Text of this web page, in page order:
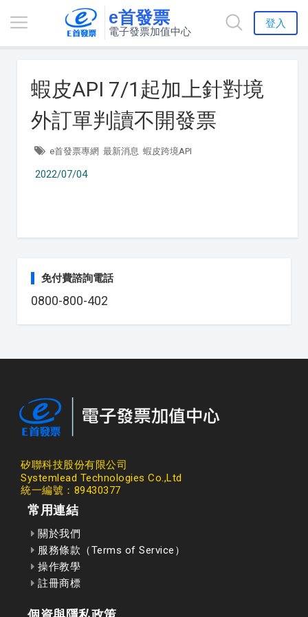
e首發票
電子發票加值中心
登入
蝦皮API 7/1起加上針對境
外訂單判讀不開發票
e首發票專網 最新消息 蝦皮跨境API
2022/07/04
免付費諮詢電話
0800-800-402
矽聯科技股份有限公司
Systemlead Technologies Co.,Ltd
統一編號：89430377
常用連結
關於我們
服務條款（Terms of Service）
操作教學
註冊商標